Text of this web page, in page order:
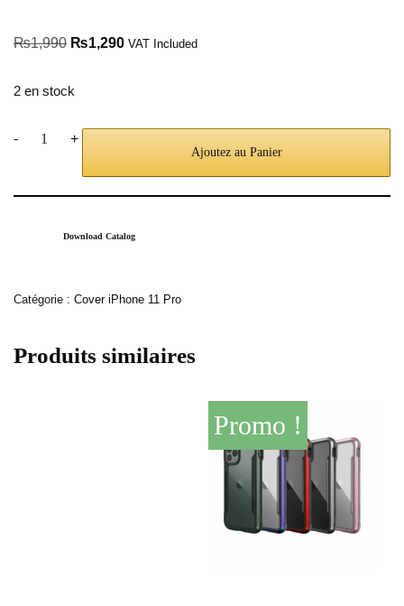
₨1,990 ₨1,290 VAT Included
2 en stock
- +
Ajoutez au Panier
Download Catalog
Catégorie : Cover iPhone 11 Pro
Produits similaires
Promo !